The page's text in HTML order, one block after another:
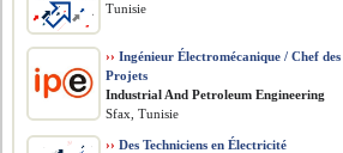
Tunisie
›› Ingénieur Électromécanique / Chef des
Projets
​Industrial And Petroleum Engineering
Sfax, Tunisie
›› Des Techniciens en Électricité